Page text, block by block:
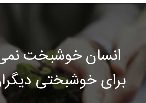
انسان خوشبخت
برای خوشبختی